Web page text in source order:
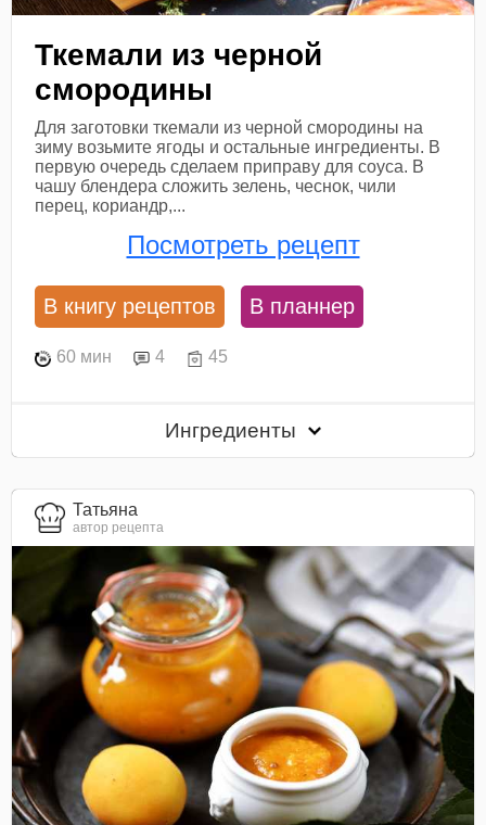
Ткемали из черной
смородины
Для заготовки ткемали из черной смородины на
зиму возьмите ягоды и остальные ингредиенты. В
первую очередь сделаем приправу для соуса. В
чашу блендера сложить зелень, чеснок, чили
перец, кориандр,...
Посмотреть рецепт
В книгу рецептов В планнер
60 мин 4 45
Ингредиенты
Татьяна
автор рецепта